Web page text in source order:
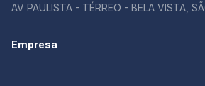
AV PAULISTA - TÉRREO - BELA VISTA,
Empresa